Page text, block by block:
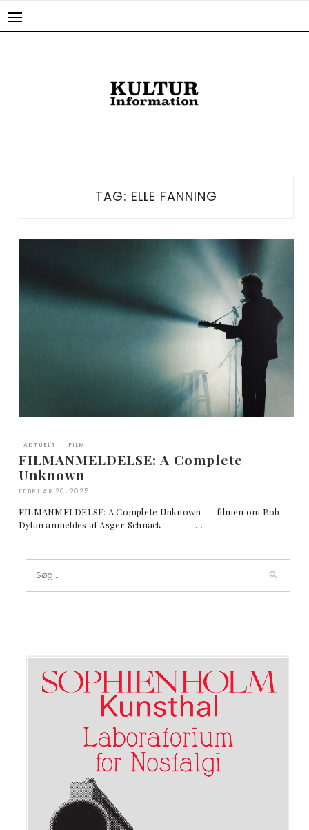
TAG: ELLE FANNING
AKTUELT FILM
FILMANMELDELSE: A Complete
Unknown
FEBRUAR 20, 2025
FILMANMELDELSE: A Complete Unknown filmen om Bob
Dylan anmeldes af Asger Schnack …